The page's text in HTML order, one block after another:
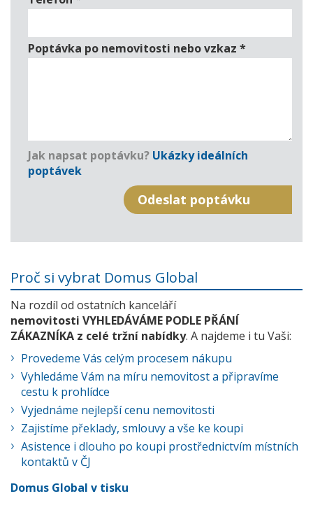
Poptávka po nemovitosti nebo vzkaz *
Jak napsat poptávku? Ukázky ideálních
poptávek
Proč si vybrat Domus Global
Na rozdíl od ostatních kanceláří
nemovitosti VYHLEDÁVÁME PODLE PŘÁNÍ
ZÁKAZNÍKA z celé tržní nabídky. A najdeme i tu Vaši:
Provedeme Vás celým procesem nákupu
Vyhledáme Vám na míru nemovitost a připravíme
cestu k prohlídce
Vyjednáme nejlepší cenu nemovitosti
Zajistíme překlady, smlouvy a vše ke koupi
Asistence i dlouho po koupi prostřednictvím místních
kontaktů v ČJ
Domus Global v tisku